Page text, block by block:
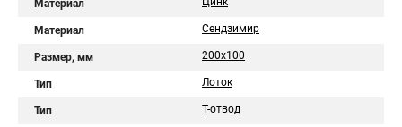
Материал
Материал Сендзимир
Размер, мм 200х100
Тип Лоток
Тип Т-отвод